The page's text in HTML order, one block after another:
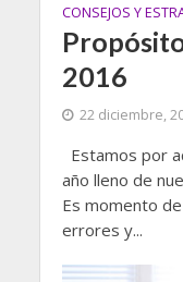
CONSEJOS Y
2016
22 diciembre,
Estamos por
año lleno de
Es momento
errores y...